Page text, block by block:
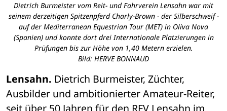
Dietrich Burmeister vom Reit- und Fahrverein Lensahn war mit
seinem derzeitigen Spitzenpferd Charly-Brown - der Silberschweif -
auf der Mediterranean Equestrian Tour (MET) in Oliva Nova
(Spanien) und konnte dort drei Internationale Platzierungen in
Prüfungen bis zur Höhe von 1,40 Metern erzielen.
Bild: HERVE BONNAUD
Lensahn. Dietrich Burmeister, Züchter,
Ausbilder und ambitionierter Amateur-Reiter,
seit über 50 Jahren für den RFV Lensahn im